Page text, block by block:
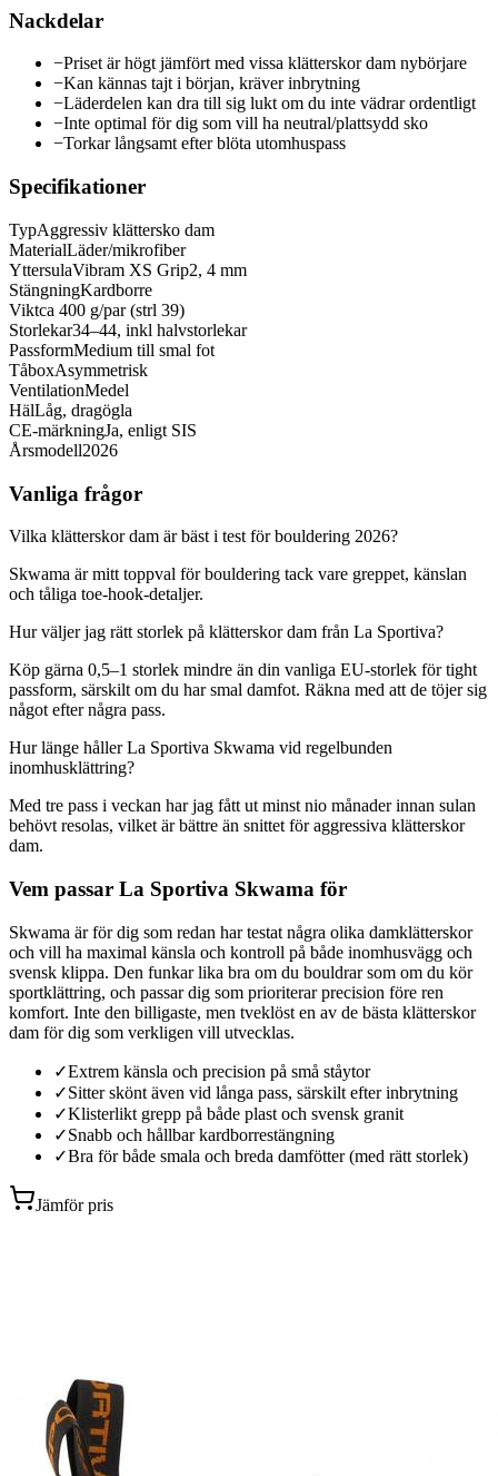
Nackdelar
−Priset är högt jämfört med vissa klätterskor dam nybörjare
−Kan kännas tajt i början, kräver inbrytning
−Läderdelen kan dra till sig lukt om du inte vädrar ordentligt
−Inte optimal för dig som vill ha neutral/plattsydd sko
−Torkar långsamt efter blöta utomhuspass
Specifikationer
TypAggressiv klättersko dam
MaterialLäder/mikrofiber
YttersulaVibram XS Grip2, 4 mm
StängningKardborre
Viktca 400 g/par (strl 39)
Storlekar34–44, inkl halvstorlekar
PassformMedium till smal fot
TåboxAsymmetrisk
VentilationMedel
HälLåg, dragögla
CE-märkningJa, enligt SIS
Årsmodell2026
Vanliga frågor
Vilka klätterskor dam är bäst i test för bouldering 2026?
Skwama är mitt toppval för bouldering tack vare greppet, känslan
och tåliga toe-hook-detaljer.
Hur väljer jag rätt storlek på klätterskor dam från La Sportiva?
Köp gärna 0,5–1 storlek mindre än din vanliga EU-storlek för tight
passform, särskilt om du har smal damfot. Räkna med att de töjer sig
något efter några pass.
Hur länge håller La Sportiva Skwama vid regelbunden
inomhusklättring?
Med tre pass i veckan har jag fått ut minst nio månader innan sulan
behövt resolas, vilket är bättre än snittet för aggressiva klätterskor
dam.
Vem passar La Sportiva Skwama för
Skwama är för dig som redan har testat några olika damklätterskor
och vill ha maximal känsla och kontroll på både inomhusvägg och
svensk klippa. Den funkar lika bra om du bouldrar som om du kör
sportklättring, och passar dig som prioriterar precision före ren
komfort. Inte den billigaste, men tveklöst en av de bästa klätterskor
dam för dig som verkligen vill utvecklas.
✓Extrem känsla och precision på små ståytor
✓Sitter skönt även vid långa pass, särskilt efter inbrytning
✓Klisterlikt grepp på både plast och svensk granit
✓Snabb och hållbar kardborrestängning
✓Bra för både smala och breda damfötter (med rätt storlek)
Jämför pris